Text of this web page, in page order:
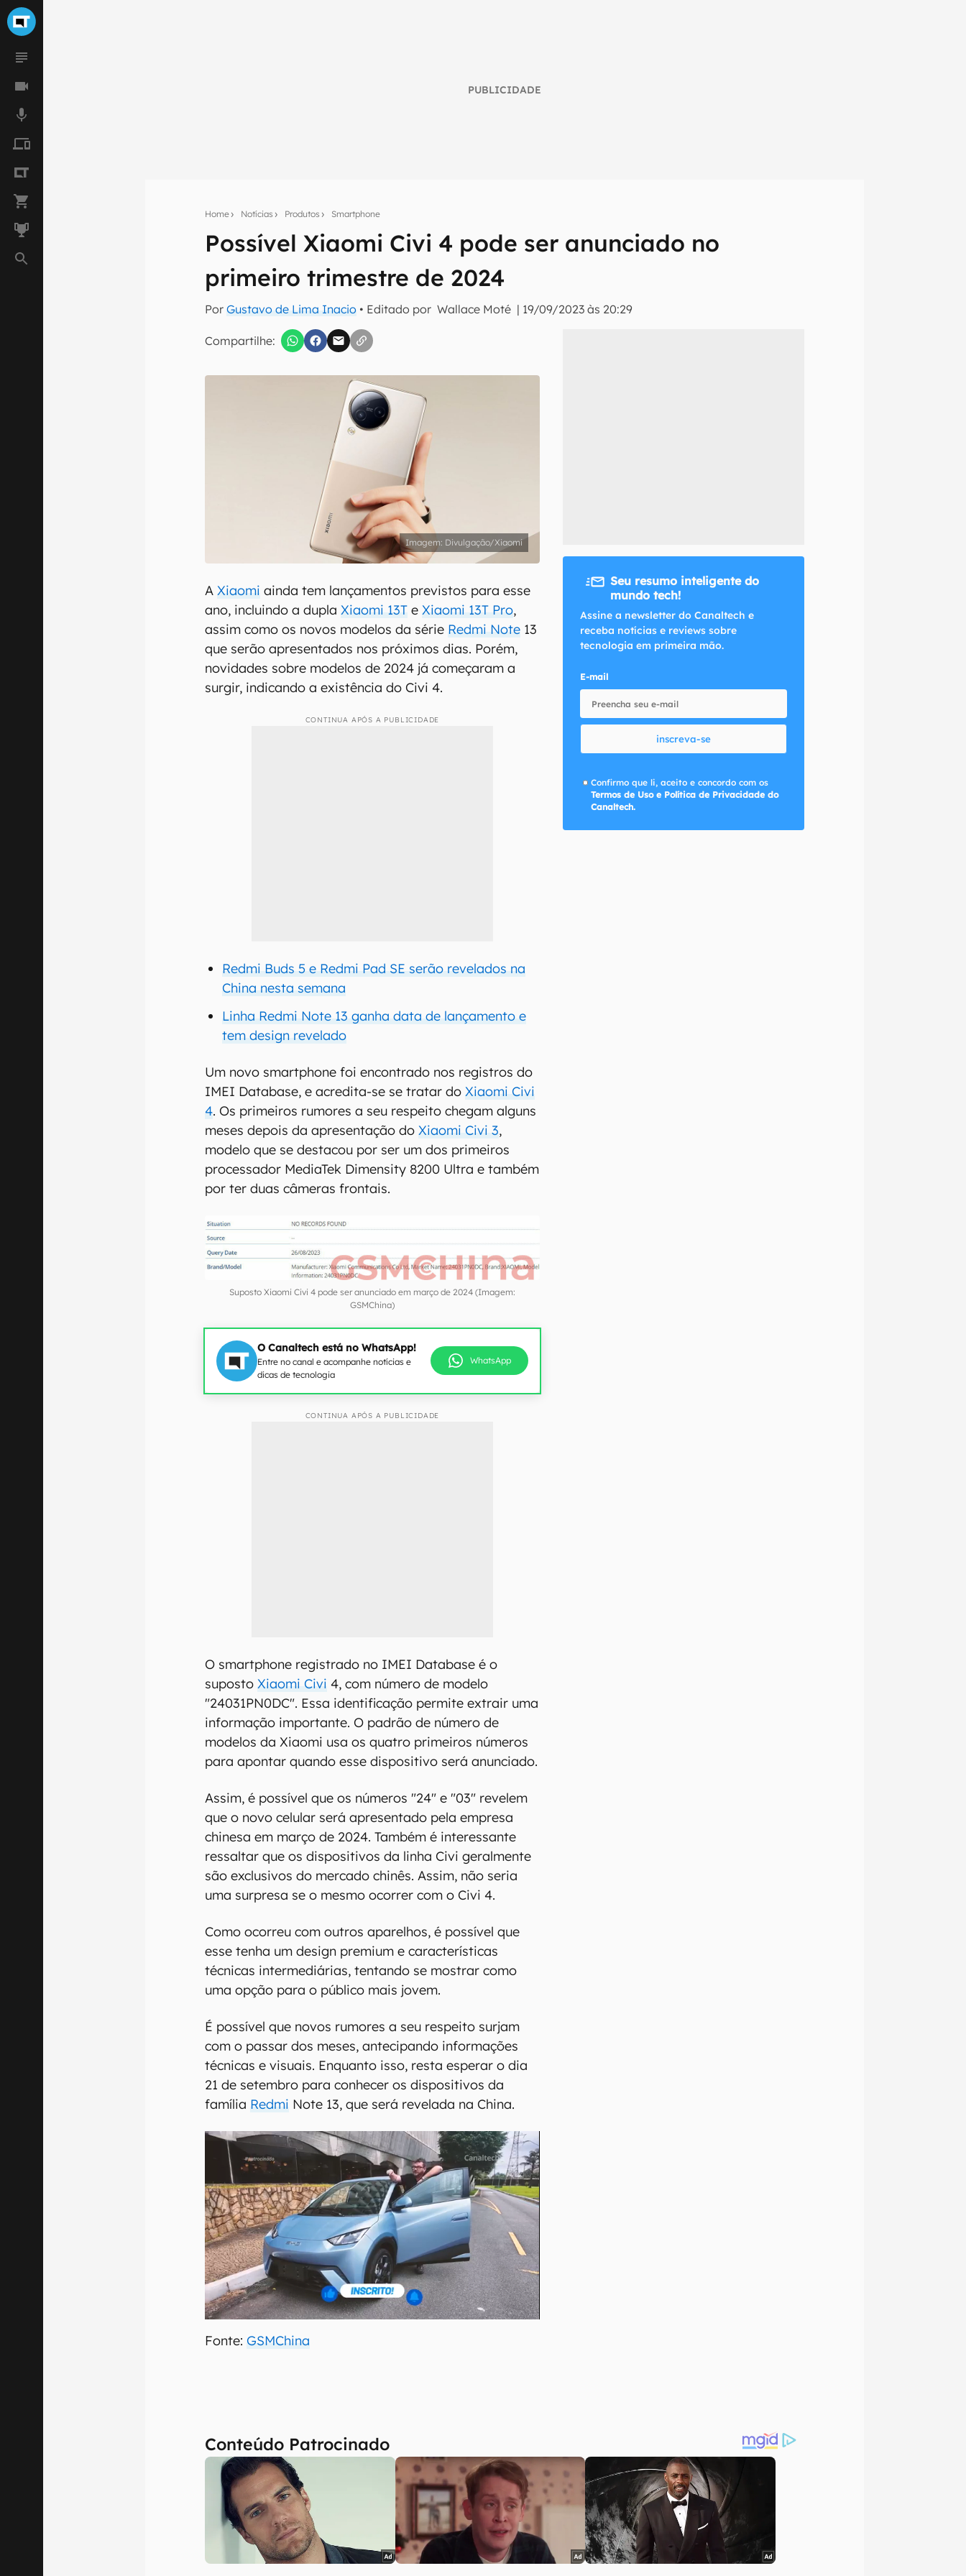
PUBLICIDADE
Home Notícias Produtos Smartphone
Possível Xiaomi Civi 4 pode ser anunciado no
primeiro trimestre de 2024
PorGustavo de Lima Inacio • Editado por Wallace Moté | 19/09/2023 às 20:29
Compartilhe:
Seu resumo inteligente do mundo tech!
Assine a newsletter do Canaltech e receba notícias e reviews sobre tecnologia em primeira
Confirmo que li, aceito e concordo com os
Divulgação/Xiaomi
AXiaomi ainda tem lançamentos previstos para esse
ano, incluindo a duplaXiaomi 13T eXiaomi 13T Pro,
assim como os novos modelos da série Redmi Note 13
que serão apresentados nos próximos dias. Porém,
novidades sobre modelos de 2024 já começaram a
surgir, indicando a existência do Civi 4.
CONTINUA APÓS A PUBLICIDADE
Redmi Buds 5 e Redmi Pad SE serão revelados na
China nesta semana
Linha Redmi Note 13 ganha data de lançamento e
tem design revelado
Um novo smartphone foi encontrado nos registros do
IMEI Database, e acredita-se se tratar doXiaomi Civi
4. Os primeiros rumores a seu respeito chegam alguns
meses depois da apresentação doXiaomi Civi 3,
modelo que se destacou por ser um dos primeiros
processador MediaTek Dimensity 8200 Ultra e também
por ter duas câmeras frontais.
Suposto Xiaomi Civi 4 pode ser anunciado em março de 2024 (Imagem:
GSMChina)
O Canaltech está no WhatsApp!
Entre no canal e acompanhe notícias e
dicas de tecnologia
WhatsApp
CONTINUA APÓS A PUBLICIDADE
O smartphone registrado no IMEI Database é o
supostoXiaomi Civi 4, com número de modelo
"24031PN0DC". Essa identificação permite extrair uma
informação importante. O padrão de número de
modelos da Xiaomi usa os quatro primeiros números
para apontar quando esse dispositivo será anunciado.
Assim, é possível que os números "24" e "03" revelem
que o novo celular será apresentado pela empresa
chinesa em março de 2024. Também é interessante
ressaltar que os dispositivos da linha Civi geralmente
são exclusivos do mercado chinês. Assim, não seria
uma surpresa se o mesmo ocorrer com o Civi 4.
Como ocorreu com outros aparelhos, é possível que
esse tenha um design premium e características
técnicas intermediárias, tentando se mostrar como
uma opção para o público mais jovem.
É possível que novos rumores a seu respeito surjam
com o passar dos meses, antecipando informações
técnicas e visuais. Enquanto isso, resta esperar o dia
21 de setembro para conhecer os dispositivos da
família Redmi Note 13, que será revelada na China.
Fonte:GSMChina
Seu resumo inteligente do
mundo tech!
Assine a newsletter do Canaltech e
receba notícias e reviews sobre
tecnologia em primeira mão.
E-mail
inscreva-se
Confirmo que li, aceito e concordo com os
Termos de Uso e Política de Privacidade do
Canaltech.